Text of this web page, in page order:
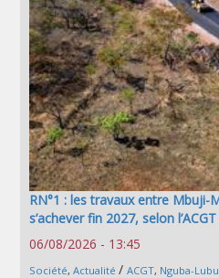
RN°1 : les travaux entre Mbuji-
s’achever fin 2027, selon l’ACGT
06/08/2026 - 13:45
Société, Actualité / ACGT, Nguba-